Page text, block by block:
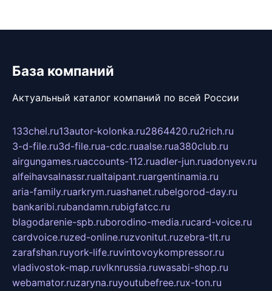
База компаний
Актуальный каталог компаний по всей России
133chel.ru13autor-kolonka.ru2864420.ru2rich.ru
3-d-file.ru3d-file.rua-cdc.ruaalse.rua380club.ru
airgungames.ruaccounts-112.ruadler-jun.ruadonyev.ru
alfeihavsalnassr.rualtaipant.ruargentinamia.ru
aria-family.ruarkrym.ruashanet.rubelgorod-day.ru
bankaribi.rubandamn.rubigfatcc.ru
blagodarenie-spb.ruborodino-media.rucard-voice.ru
cardvoice.ruzed-online.ruzvonitut.ruzebra-tlt.ru
zarafshan.ruyork-life.ruvintovoykompressor.ru
vladivostok-map.ruvlknrussia.ruwasabi-shop.ru
webamator.ruzaryna.ruyoutubefree.rux-ton.ru